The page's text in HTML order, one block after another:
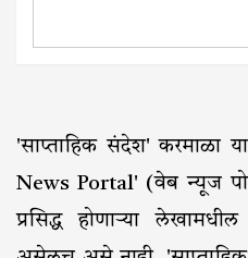
'साप्ताहिक संदेश' करमाळा
News Portal' (वेब न्यूज
प्रसिद्ध होणाऱ्या